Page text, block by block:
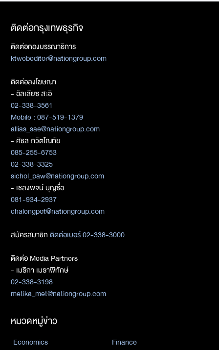
ติดต่อกรุงเทพธุรกิจ
ติดต่อกองบรรณาธิการ
ktwebeditor@nationgroup.com
ติดต่อลงโฆษณา
- อัลเลียซ สะอิ
02-338-3561
Mobile : 087-519-1379
allias_sae@nationgroup.com
- ศิชล ภวัตโณทัย
085-255-6753
02-338-3325
sichol_paw@nationgroup.com
- เชลงพจน์ บุญซื่อ
081-934-2937
chalengpot@nationgroup.com
สมัครสมาชิกติดต่อเบอร์ 02-338-3000
ติดต่อ Media Partners
- เมธิกา เมธาพิทักษ์
02-338-3198
metika_met@nationgroup.com
หมวดหมู่ข่าว
Economics
Finance